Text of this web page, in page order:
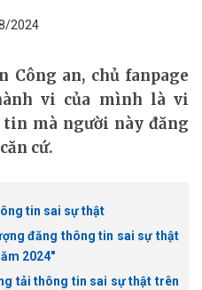
2024
Công an, chủ fanpage
vi của mình là vi
mà người này đăng
cứ.
tin sai sự thật
đăng thông tin sai sự thật
2024"
tải thông tin sai sự thật trên